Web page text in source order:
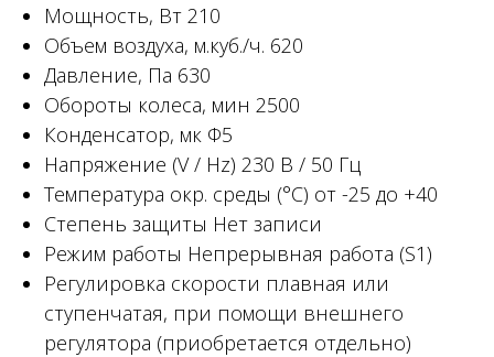
Мощность, Вт 210
Объем воздуха, м.куб./ч. 620
Давление, Па 630
Обороты колеса, мин 2500
Конденсатор, мк Ф5
Напряжение (V / Hz) 230 В / 50 Гц
Температура окр. среды (°C) от -25 до +40
Степень защиты Нет записи
Режим работы Непрерывная работа (S1)
Регулировка скорости плавная или
ступенчатая, при помощи внешнего
регулятора (приобретается отдельно)